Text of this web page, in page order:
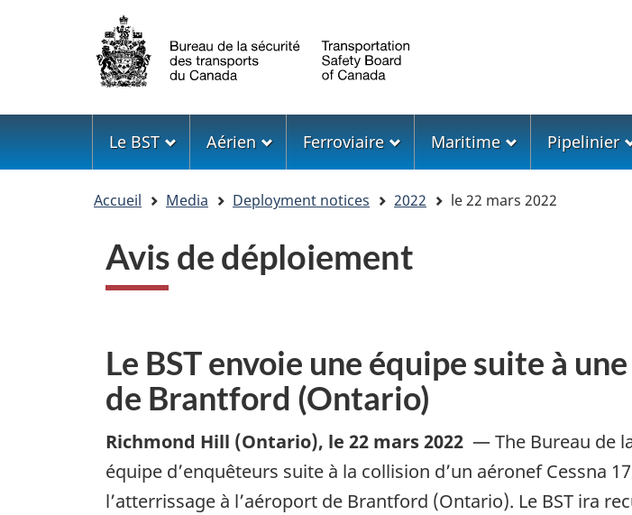
Sélection
de
la
langue
Menu
Le BST Aérien Ferroviaire Maritime Pipelinier
Accueil Media Deployment notices 2022 le 22 mars 2022
Avis de déploiement
Le BST envoie une équipe suite à
de Brantford (Ontario)
Richmond Hill (Ontario), le 22 mars 2022 —The Bureau de
équipe d’enquêteurs suite à la collision d’un aéronef Cessna
l’atterrissage à l’aéroport de Brantford (Ontario). Le BST ira